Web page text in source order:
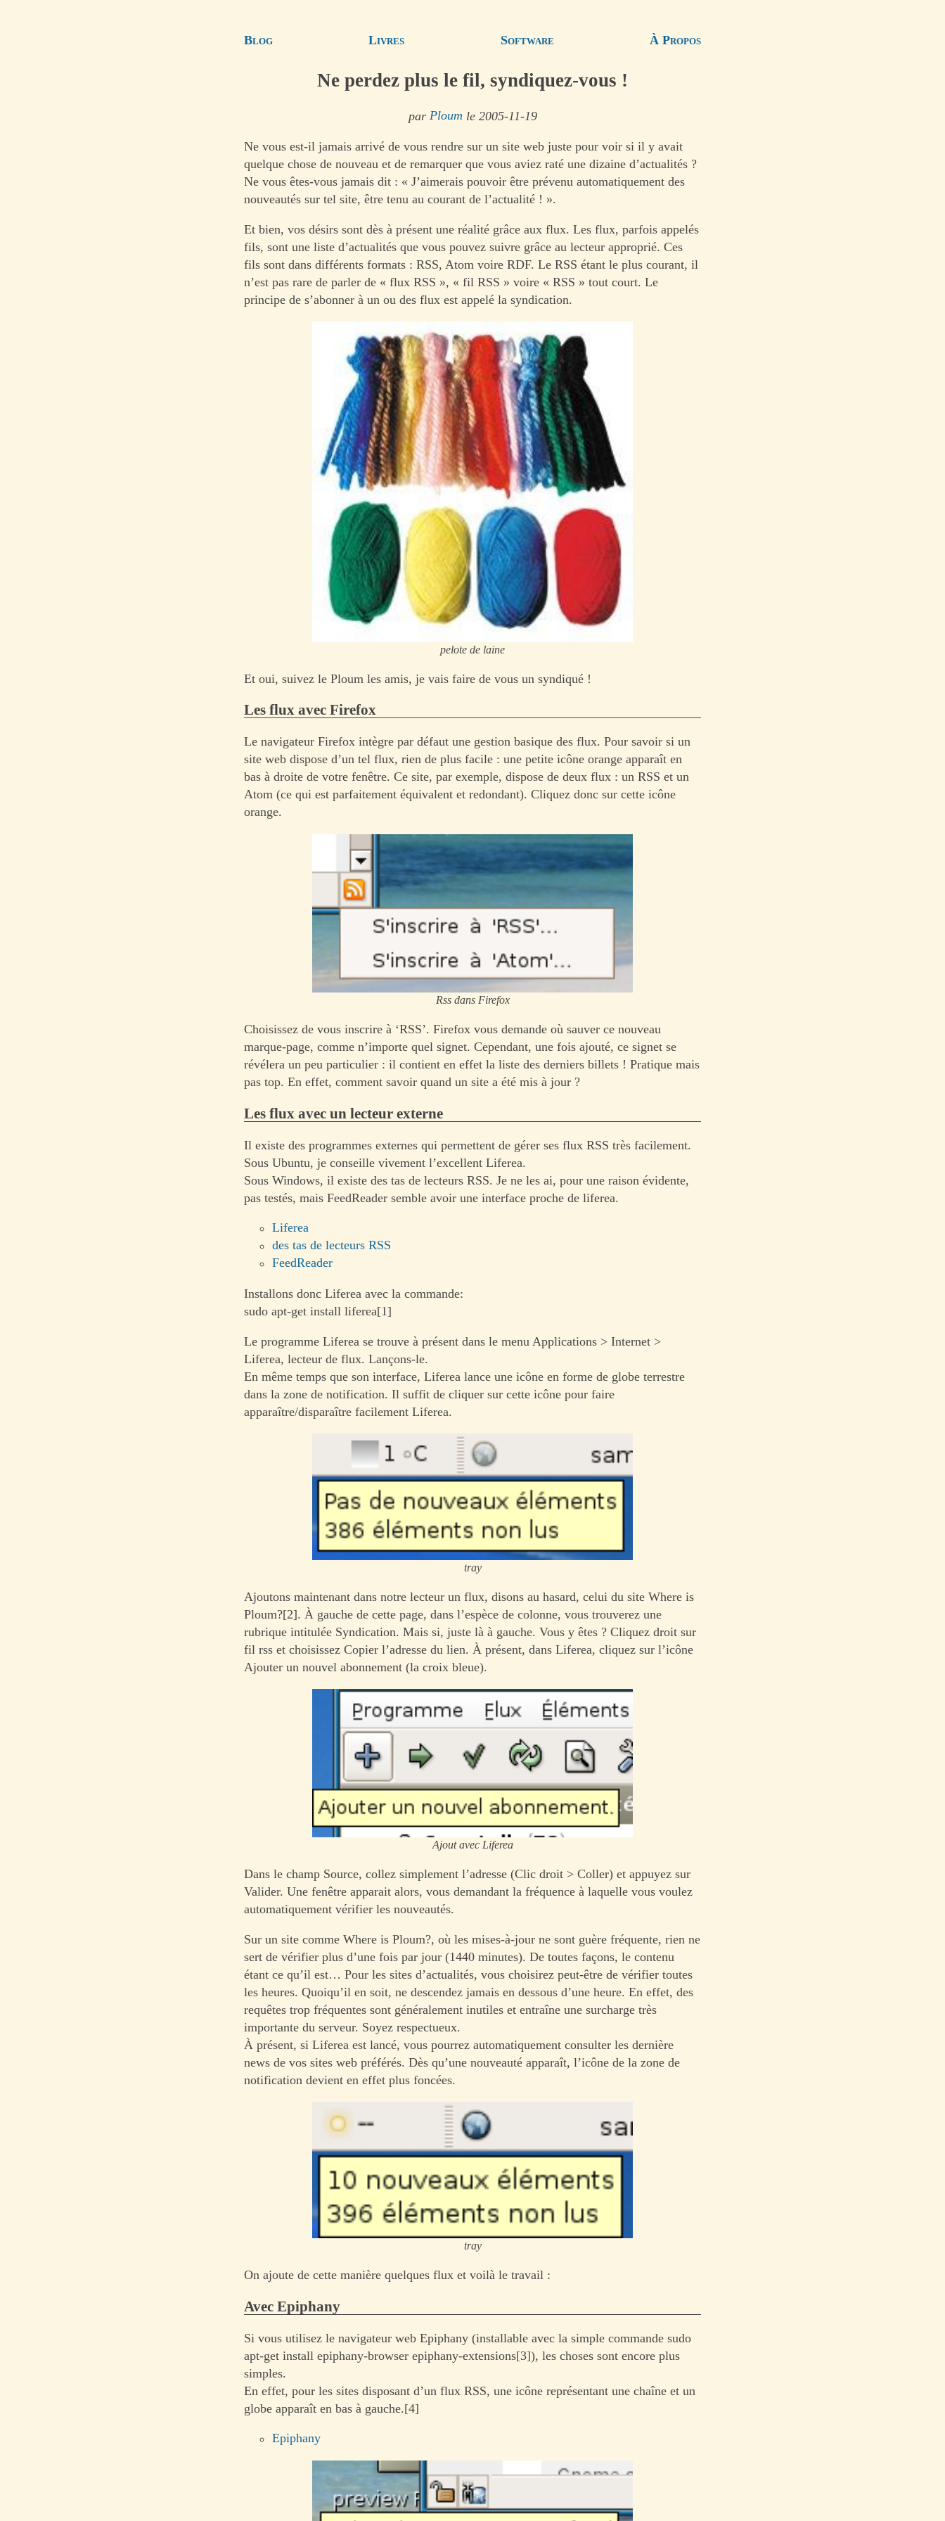
Blog Livres Software À Propos
Ne perdez plus le fil, syndiquez-vous !
par Ploum le 2005-11-19
Ne vous est-il jamais arrivé de vous rendre sur un site web juste pour voir si il y avait
quelque chose de nouveau et de remarquer que vous aviez raté une dizaine d’actualités ?
Ne vous êtes-vous jamais dit : « J’aimerais pouvoir être prévenu automatiquement des
nouveautés sur tel site, être tenu au courant de l’actualité ! ».
Et bien, vos désirs sont dès à présent une réalité grâce aux flux. Les flux, parfois appelés
fils, sont une liste d’actualités que vous pouvez suivre grâce au lecteur approprié. Ces
fils sont dans différents formats : RSS, Atom voire RDF. Le RSS étant le plus courant, il
n’est pas rare de parler de « flux RSS », « fil RSS » voire « RSS » tout court. Le
principe de s’abonner à un ou des flux est appelé la syndication.
pelote de laine
Et oui, suivez le Ploum les amis, je vais faire de vous un syndiqué !
Les flux avec Firefox
Le navigateur Firefox intègre par défaut une gestion basique des flux. Pour savoir si un
site web dispose d’un tel flux, rien de plus facile : une petite icône orange apparaît en
bas à droite de votre fenêtre. Ce site, par exemple, dispose de deux flux : un RSS et un
Atom (ce qui est parfaitement équivalent et redondant). Cliquez donc sur cette icône
orange.
Rss dans Firefox
Choisissez de vous inscrire à ‘RSS’. Firefox vous demande où sauver ce nouveau
marque-page, comme n’importe quel signet. Cependant, une fois ajouté, ce signet se
révélera un peu particulier : il contient en effet la liste des derniers billets ! Pratique mais
pas top. En effet, comment savoir quand un site a été mis à jour ?
Les flux avec un lecteur externe
Il existe des programmes externes qui permettent de gérer ses flux RSS très facilement.
Sous Ubuntu, je conseille vivement l’excellent Liferea.
Sous Windows, il existe des tas de lecteurs RSS. Je ne les ai, pour une raison évidente,
pas testés, mais FeedReader semble avoir une interface proche de liferea.
Liferea
des tas de lecteurs RSS
FeedReader
Installons donc Liferea avec la commande:
sudo apt-get install liferea[1]
Le programme Liferea se trouve à présent dans le menu Applications > Internet >
Liferea, lecteur de flux. Lançons-le.
En même temps que son interface, Liferea lance une icône en forme de globe terrestre
dans la zone de notification. Il suffit de cliquer sur cette icône pour faire
apparaître/disparaître facilement Liferea.
tray
Ajoutons maintenant dans notre lecteur un flux, disons au hasard, celui du site Where is
Ploum?[2]. À gauche de cette page, dans l’espèce de colonne, vous trouverez une
rubrique intitulée Syndication. Mais si, juste là à gauche. Vous y êtes ? Cliquez droit sur
fil rss et choisissez Copier l’adresse du lien. À présent, dans Liferea, cliquez sur l’icône
Ajouter un nouvel abonnement (la croix bleue).
Ajout avec Liferea
Dans le champ Source, collez simplement l’adresse (Clic droit > Coller) et appuyez sur
Valider. Une fenêtre apparait alors, vous demandant la fréquence à laquelle vous voulez
automatiquement vérifier les nouveautés.
Sur un site comme Where is Ploum?, où les mises-à-jour ne sont guère fréquente, rien ne
sert de vérifier plus d’une fois par jour (1440 minutes). De toutes façons, le contenu
étant ce qu’il est… Pour les sites d’actualités, vous choisirez peut-être de vérifier toutes
les heures. Quoiqu’il en soit, ne descendez jamais en dessous d’une heure. En effet, des
requêtes trop fréquentes sont généralement inutiles et entraîne une surcharge très
importante du serveur. Soyez respectueux.
À présent, si Liferea est lancé, vous pourrez automatiquement consulter les dernière
news de vos sites web préférés. Dès qu’une nouveauté apparaît, l’icône de la zone de
notification devient en effet plus foncées.
tray
On ajoute de cette manière quelques flux et voilà le travail :
Avec Epiphany
Si vous utilisez le navigateur web Epiphany (installable avec la simple commande sudo
apt-get install epiphany-browser epiphany-extensions[3]), les choses sont encore plus
simples.
En effet, pour les sites disposant d’un flux RSS, une icône représentant une chaîne et un
globe apparaît en bas à gauche.[4]
Epiphany